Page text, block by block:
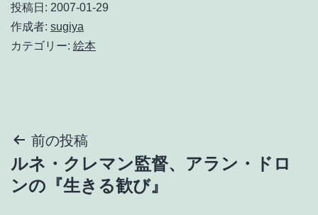
投稿日: 2007-01-29
作成者: sugiya
カテゴリー: 絵本
投
稿
前の投稿
ルネ・クレマン監督、アラン・ドロ
ンの『生きる歓び』